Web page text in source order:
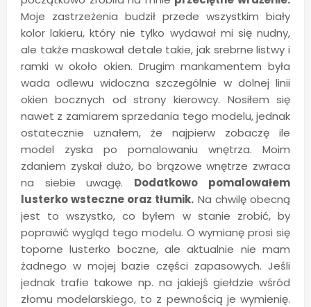
Moje zastrzeżenia budził przede wszystkim biały
kolor lakieru, który nie tylko wydawał mi się nudny,
ale także maskował detale takie, jak srebrne listwy i
ramki w około okien. Drugim mankamentem była
wada odlewu widoczna szczególnie w dolnej linii
okien bocznych od strony kierowcy. Nosiłem się
nawet z zamiarem sprzedania tego modelu, jednak
ostatecznie uznałem, że najpierw zobaczę ile
model zyska po pomalowaniu wnętrza. Moim
zdaniem zyskał dużo, bo brązowe wnętrze zwraca
na siebie uwagę. Dodatkowo pomalowałem
lusterko wsteczne oraz tłumik. Na chwilę obecną
jest to wszystko, co byłem w stanie zrobić, by
poprawić wygląd tego modelu. O wymianę prosi się
toporne lusterko boczne, ale aktualnie nie mam
żadnego w mojej bazie części zapasowych. Jeśli
jednak trafie takowe np. na jakiejś giełdzie wśród
złomu modelarskiego, to z pewnością je wymienię.